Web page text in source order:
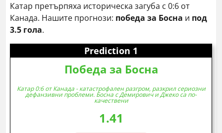
Катар претърпяха историческа загуба с 0:6 от
Канада. Нашите прогнози: победа за Босна и под
3.5 гола.
Prediction 1
Победа за Босна
Катар 0:6 от Канада - катастрофален разгром, разкрил сериозни
дефанзивни проблеми. Босна с Демирович и Джеко са по-
качествени
1.41